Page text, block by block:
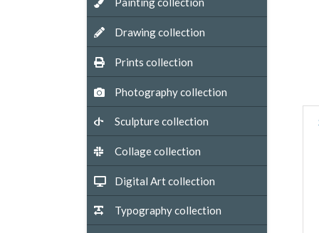
Drawing collection
Prints collection
Photography collection
Sculpture collection
Collage collection
Digital Art collection
Typography collection